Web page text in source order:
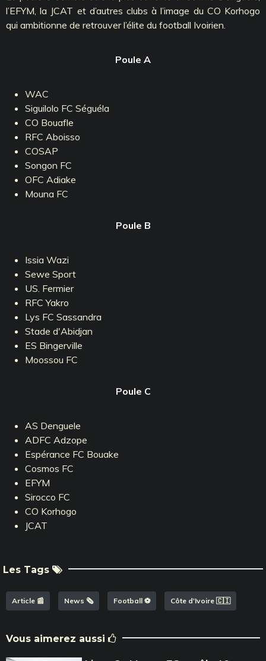
l’EFYM, la JCAT et d’autres clubs à l’image du CO Korhogo
qui ambitionne de retrouver l’élite du football Ivoirien.
Poule A
WAC
Siguilolo FC Séguéla
CO Bouafle
RFC Aboisso
COSAP
Songon FC
OFC Adiake
Mouna FC
Poule B
Issia Wazi
Sewe Sport
US. Fermier
RFC Yakro
Lys FC Sassandra
Stade d'Abidjan
ES Bingerville
Moossou FC
Poule C
AS Denguele
ADFC Adzope
Espérance FC Bouake
Cosmos FC
EFYM
Sirocco FC
CO Korhogo
JCAT
Les Tags
Article 📰 News 🗞️ Football ⚽️ Côte d'Ivoire 🇨🇮
Vous aimerez aussi